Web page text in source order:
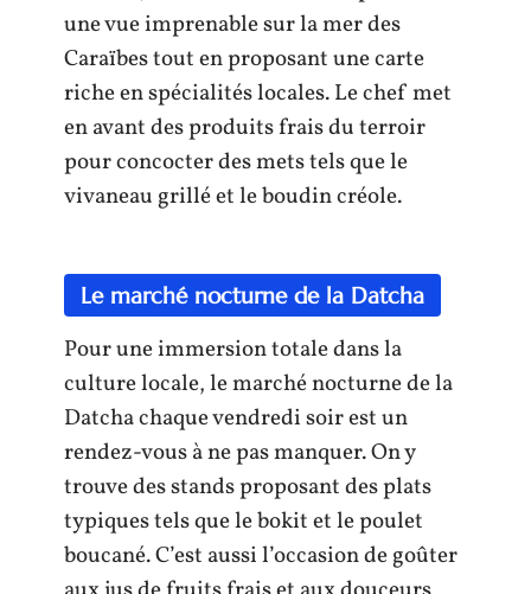
une vue imprenable sur la mer des
Caraïbes tout en proposant une carte
riche en spécialités locales. Le chef met
en avant des produits frais du terroir
pour concocter des mets tels que le
vivaneau grillé et le boudin créole.
Le marché nocturne de la Datcha
Pour une immersion totale dans la
culture locale, le marché nocturne de la
Datcha chaque vendredi soir est un
rendez-vous à ne pas manquer. On y
trouve des stands proposant des plats
typiques tels que le bokit et le poulet
boucané. C’est aussi l’occasion de goûter